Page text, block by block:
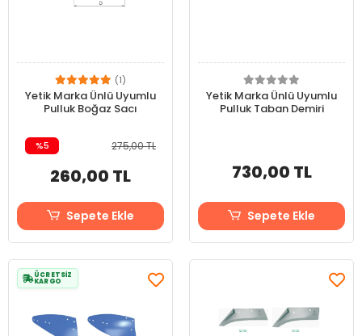
(1)
Yetik Marka Ünlü Uyumlu
Pulluk Boğaz Sacı
%5 275,00 TL
260,00 TL
Sepete Ekle
Yetik Marka Ünlü Uyumlu
Pulluk Taban Demiri
730,00 TL
Sepete Ekle
ÜCRETSİZ
KARGO